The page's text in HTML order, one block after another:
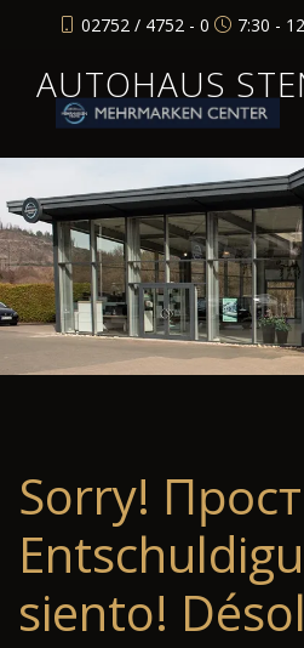
02752 / 4752 - 0 7:30 -
AUTOHAUS
Sorry!
siento!